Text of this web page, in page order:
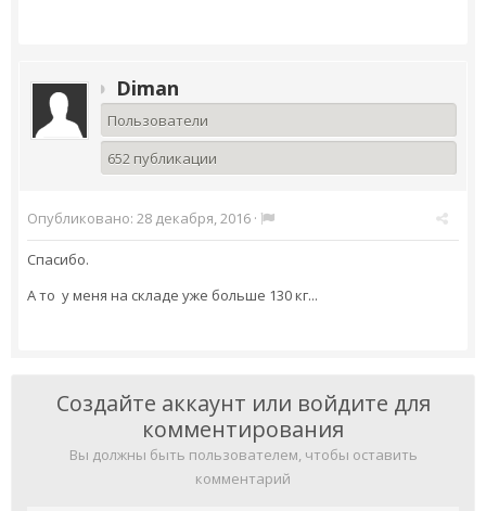
Diman
Пользователи
652 публикации
Опубликовано: 28 декабря, 2016 ·
Спасибо.
А то у меня на складе уже больше 130 кг...
Создайте аккаунт или войдите для
комментирования
Вы должны быть пользователем, чтобы оставить
комментарий